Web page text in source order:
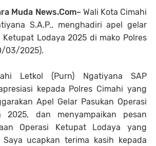
Muda News.Com– Wali Kota Cimahi
S.A.P., menghadiri apel gelar
Ketupat Lodaya 2025 di mako Polres
03/2025).
Letkol (Purn) Ngatiyana SAP
kepada Polres Cimahi yang
Apel Gelar Pasukan Operasi
2025, dan menyampaikan pesan
Operasi Ketupat Lodaya yang
ucapkan terima kasih kepada